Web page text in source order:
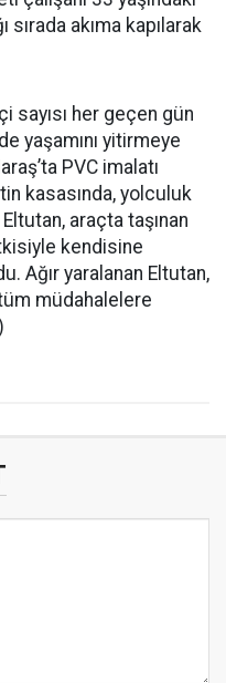
sırada akıma kapılarak
sayısı her geçen gün
yaşamını yitirmeye
PVC imalatı
kasasında, yolculuk
araçta taşınan
kendisine
Ağır yaralanan Eltutan,
tüm müdahalelere